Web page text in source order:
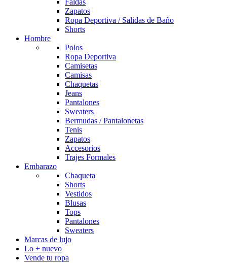
Faldas
Zapatos
Ropa Deportiva / Salidas de Baño
Shorts
Hombre
Polos
Ropa Deportiva
Camisetas
Camisas
Chaquetas
Jeans
Pantalones
Sweaters
Bermudas / Pantalonetas
Tenis
Zapatos
Accesorios
Trajes Formales
Embarazo
Chaqueta
Shorts
Vestidos
Blusas
Tops
Pantalones
Sweaters
Marcas de lujo
Lo + nuevo
Vende tu ropa